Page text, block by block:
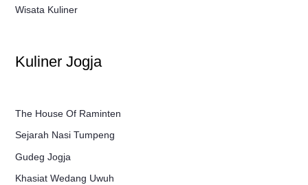
Wisata Kuliner
Kuliner Jogja
The House Of Raminten
Sejarah Nasi Tumpeng
Gudeg Jogja
Khasiat Wedang Uwuh